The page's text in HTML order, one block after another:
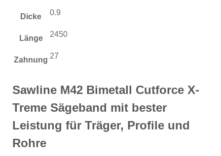
Dicke 0.9
Länge 2450
Zahnung 27
Sawline M42 Bimetall Cutforce X-
Treme Sägeband mit bester
Leistung für Träger, Profile und
Rohre